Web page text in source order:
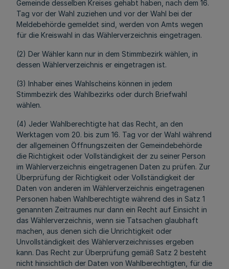
Gemeinde desselben Kreises gehabt haben, nach dem 16.
Tag vor der Wahl zuziehen und vor der Wahl bei der
Meldebehörde gemeldet sind, werden von Amts wegen
für die Kreiswahl in das Wählerverzeichnis eingetragen.
(2) Der Wähler kann nur in dem Stimmbezirk wählen, in
dessen Wählerverzeichnis er eingetragen ist.
(3) Inhaber eines Wahlscheins können in jedem
Stimmbezirk des Wahlbezirks oder durch Briefwahl
wählen.
(4) Jeder Wahlberechtigte hat das Recht, an den
Werktagen vom 20. bis zum 16. Tag vor der Wahl während
der allgemeinen Öffnungszeiten der Gemeindebehörde
die Richtigkeit oder Vollständigkeit der zu seiner Person
im Wählerverzeichnis eingetragenen Daten zu prüfen. Zur
Überprüfung der Richtigkeit oder Vollständigkeit der
Daten von anderen im Wählerverzeichnis eingetragenen
Personen haben Wahlberechtigte während des in Satz 1
genannten Zeitraumes nur dann ein Recht auf Einsicht in
das Wählerverzeichnis, wenn sie Tatsachen glaubhaft
machen, aus denen sich die Unrichtigkeit oder
Unvollständigkeit des Wählerverzeichnisses ergeben
kann. Das Recht zur Überprüfung gemäß Satz 2 besteht
nicht hinsichtlich der Daten von Wahlberechtigten, für die